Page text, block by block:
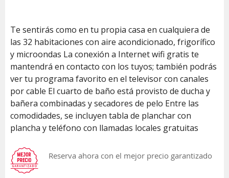
Te sentirás como en tu propia casa en cualquiera de
las 32 habitaciones con aire acondicionado, frigorífico
y microondas La conexión a Internet wifi gratis te
mantendrá en contacto con los tuyos; también podrás
ver tu programa favorito en el televisor con canales
por cable El cuarto de baño está provisto de ducha y
bañera combinadas y secadores de pelo Entre las
comodidades, se incluyen tabla de planchar con
plancha y teléfono con llamadas locales gratuitas
Reserva ahora con el mejor precio garantizado